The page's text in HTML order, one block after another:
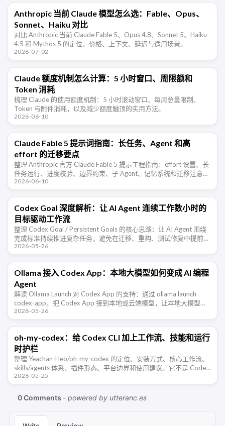
Anthropic 当前 Claude 模型怎么选：Fable、Opus、
Sonnet、Haiku 对比
对比 Anthropic 当前 Claude Fable 5、Opus 4.8、Sonnet 5、Haiku
4.5 和 Mythos 5 的定位、价格、上下文、延迟与适用场景。
2026-07-02
Claude 额度机制怎么计算：5 小时窗口、周限额和
Token 消耗
梳理 Claude 的使用额度机制：5 小时滚动窗口、每周总量限制、
Token 与附件消耗，以及减少额度触顶的实用方法。
2026-06-10
Claude Fable 5 提示词指南：长任务、Agent 和高
effort 的迁移要点
整理 Anthropic 官方 Claude Fable 5 提示工程指南：effort 设置、长
任务运行、进度校验、边界约束、子 Agent、记忆系统和迁移注意事
项。
2026-06-10
Codex Goal 深度解析：让 AI Agent 连续工作数小时的
目标驱动工作流
整理 Codex Goal / Persistent Goals 的核心思路：让 AI Agent 围绕
完成标准持续推进复杂任务，避免在迁移、重构、测试修复中提前宣
布完成。
2026-05-26
Ollama 接入 Codex App：本地大模型如何变成 AI 编程
Agent
解读 Ollama Launch 对 Codex App 的支持：通过 ollama launch
codex-app，把 Codex App 接到本地或云端模型，让本地大模型从
聊天工具进入 AI 编 …
2026-05-26
oh-my-codex：给 Codex CLI 加上工作流、技能和运行
时护栏
整理 Yeachan-Heo/oh-my-codex 的定位、安装方式、核心工作流、
skills/agents 体系、插件形态、平台边界和使用建议。它不是 Codex
的替代品，而是给 Codex …
2026-05-25